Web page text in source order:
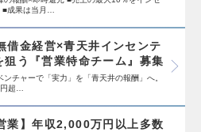
■成果は当月…
借金経営×青天井インセンテ
う『営業特命チーム』募集
チャーで「実力」を「青天井の報酬」へ。
円超…
業】年収2,000万円以上多数